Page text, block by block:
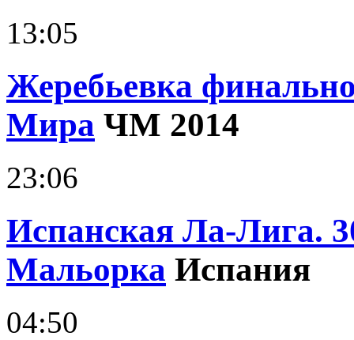
13:05
Жеребьевка
Мира ЧМ 2014
23:06
Испанская Ла-Лига.
Мальорка Испания
04:50